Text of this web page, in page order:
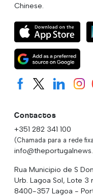
Chinese.
Contactos
+351 282 341 100
(Chamada para a rede
Rua Municipio de S
Urb. Lagoa Sol, Lote 3
8400-357 Lagoa -